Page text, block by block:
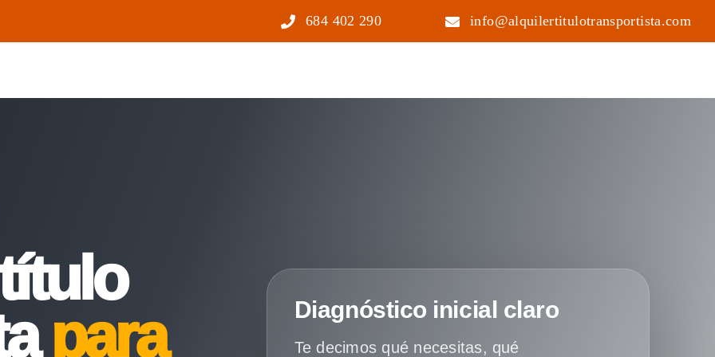
684 402 290 info@alquilertitulotransportista.com
para
Diagnóstico inicial claro
Te decimos qué necesitas, qué